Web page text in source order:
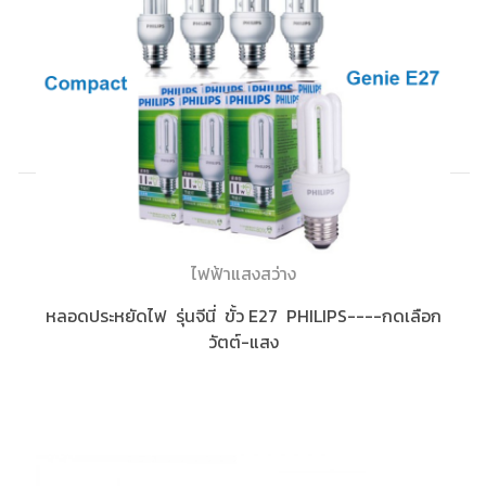
ไฟฟ้าแสงสว่าง
หลอดประหยัดไฟ รุ่นจีนี่ ขั้ว E27 PHILIPS----กดเลือก
วัตต์-แสง